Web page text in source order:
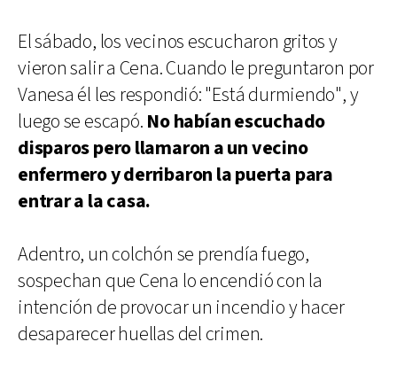
El sábado, los vecinos escucharon gritos y
vieron salir a Cena. Cuando le preguntaron por
Vanesa él les respondió: "Está durmiendo", y
luego se escapó. No habían escuchado
disparos pero llamaron a un vecino
enfermero y derribaron la puerta para
entrar a la casa.
Adentro, un colchón se prendía fuego,
sospechan que Cena lo encendió con la
intención de provocar un incendio y hacer
desaparecer huellas del crimen.